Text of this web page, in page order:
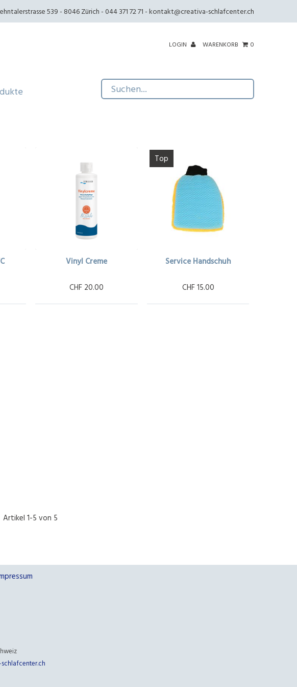
539 - 8046 Zürich - 044 371 72 71 -kontakt@creativa-schlafcenter.ch
LOGIN WARENKORB 0
Vinyl Creme
CHF 20.00
Top
Service Handschuh
CHF 15.00
Artikel 1-5 von 5